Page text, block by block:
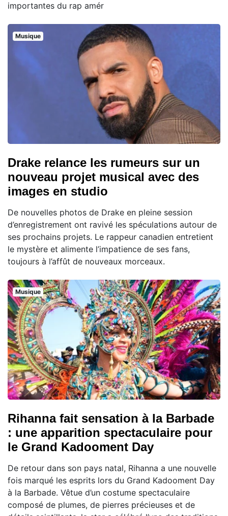
importantes du rap amér
Musique
Drake relance les rumeurs sur un
nouveau projet musical avec des
images en studio
De nouvelles photos de Drake en pleine session
d’enregistrement ont ravivé les spéculations autour de
ses prochains projets. Le rappeur canadien entretient
le mystère et alimente l’impatience de ses fans,
toujours à l’affût de nouveaux morceaux.
Musique
Rihanna fait sensation à la Barbade
: une apparition spectaculaire pour
le Grand Kadooment Day
De retour dans son pays natal, Rihanna a une nouvelle
fois marqué les esprits lors du Grand Kadooment Day
à la Barbade. Vêtue d’un costume spectaculaire
composé de plumes, de pierres précieuses et de